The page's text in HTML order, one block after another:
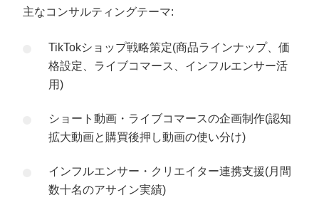
主なコンサルティングテーマ:
TikTokショップ戦略策定(商品ラインナップ、価
格設定、ライブコマース、インフルエンサー活
用)
ショート動画・ライブコマースの企画制作(認知
拡大動画と購買後押し動画の使い分け)
インフルエンサー・クリエイター連携支援(月間
数十名のアサイン実績)